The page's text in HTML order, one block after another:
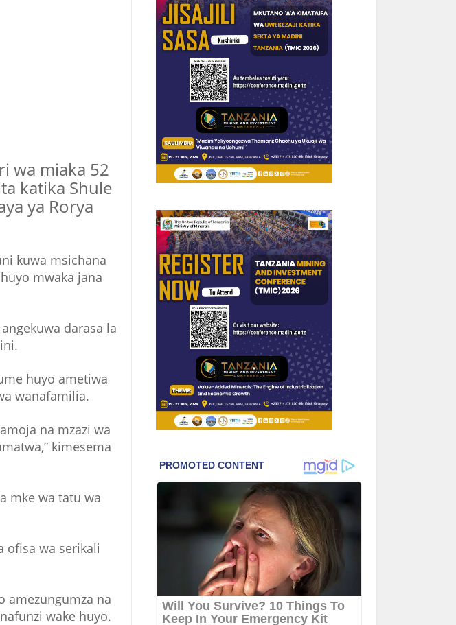
wa miaka 52
katika Shule
ya Rorya
kuwa msichana
mwaka jana
darasa la
huyo ametiwa
wanafamilia.
na mzazi wa
kimesema
mke wa tatu wa
ofisa wa serikali
amezungumza na
wake huyo.